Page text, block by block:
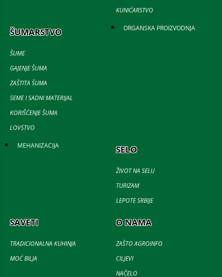
KUNIĆARSTVO
ŠUMARSTVO
ŠUME
GAJENJE ŠUMA
ZAŠTITA ŠUMA
SEME I SADNI MATERIJAL
KORIŠĆENJE ŠUMA
LOVSTVO
ORGANSKA PROIZVODNJA
MEHANIZACIJA SELO
ŽIVOT NA SELU
TURIZAM
LEPOTE SRBIJE
SAVETI
TRADICIONALNA KUHINJA
MOĆ BILJA
O NAMA
ZAŠTO AGROINFO
CILJEVI
NAČELO